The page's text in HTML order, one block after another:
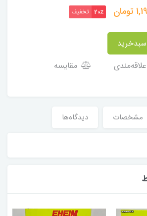
تومان 20٪ تخفیف
مقایسه
مشخصات دیدگاه‌ها